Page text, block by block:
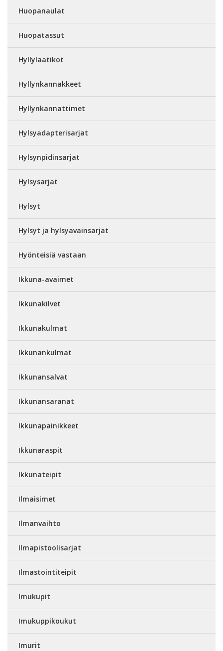
Huopanaulat
Huopatassut
Hyllylaatikot
Hyllynkannakkeet
Hyllynkannattimet
Hylsyadapterisarjat
Hylsynpidinsarjat
Hylsysarjat
Hylsyt
Hylsyt ja hylsyavainsarjat
Hyönteisiä vastaan
Ikkuna-avaimet
Ikkunakilvet
Ikkunakulmat
Ikkunankulmat
Ikkunansalvat
Ikkunansaranat
Ikkunapainikkeet
Ikkunaraspit
Ikkunateipit
Ilmaisimet
Ilmanvaihto
Ilmapistoolisarjat
Ilmastointiteipit
Imukupit
Imukuppikoukut
Imurit